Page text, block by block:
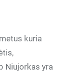
kuria
Niujorkas yra